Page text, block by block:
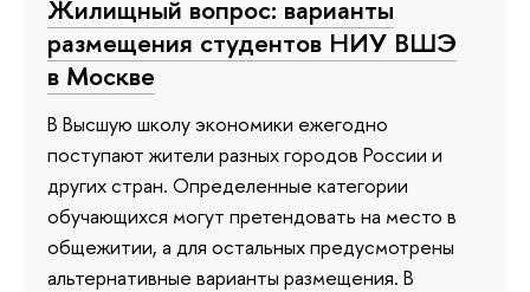
Жилищный вопрос: варианты
размещения студентов НИУ ВШЭ
в Москве
В Высшую школу экономики ежегодно
поступают жители разных городов России и
других стран. Определенные категории
обучающихся могут претендовать на место в
общежитии, а для остальных предусмотрены
альтернативные варианты размещения. В